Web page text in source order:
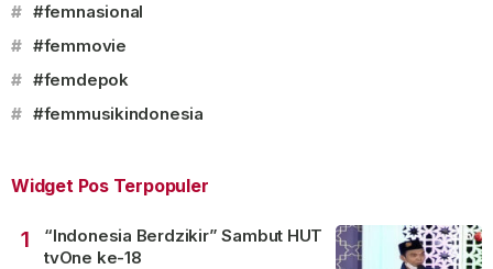
# #femnasional
# #femmovie
# #femdepok
# #femmusikindonesia
Widget Pos Terpopuler
1
“Indonesia Berdzikir” Sambut HUT
tvOne ke-18